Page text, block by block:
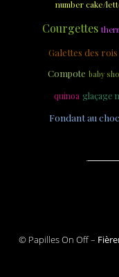
number cake/
Courgettes
Galettes des rois
Compote baby
quinoa glaçage
Fondant au
© Papilles On Off –